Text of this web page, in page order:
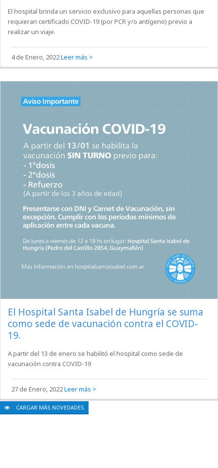
El hospital brinda un servicio exclusivo para aquellas personas que
requieran certificado COVID-19 (por PCR y/o antígeno) previo a
realizar un viaje.
4 de Enero, 2022Leer más >
El Hospital Santa Isabel de Hungría se suma
como sede de vacunación contra el COVID-
19.
A partir del 13 de enero se habilitó el hospital como sede de
vacunación contra COVID-19
27 de Enero, 2022Leer más >
CARGAR MÁS NOVEDADES